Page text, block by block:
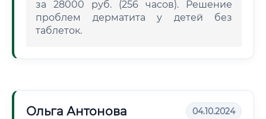
за 28000 руб. (256 часов). Решение
проблем дерматита у детей без
таблеток.
Ольга Антонова 04.10.2024